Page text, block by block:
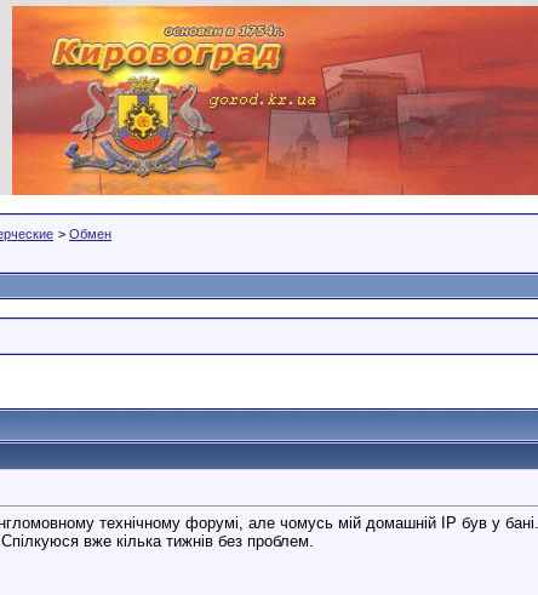
> Обмен
технічному форумі, але чомусь мій домашній IP був у
вже кілька тижнів без проблем.